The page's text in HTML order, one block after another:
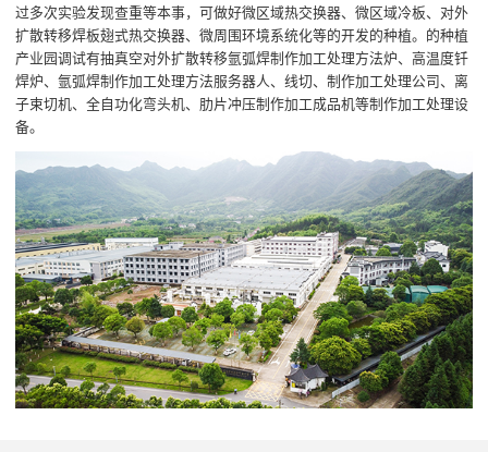
过多次实验发现查重等本事，可做好微区域热交换器、微区域冷板、对外
扩散转移焊板翅式热交换器、微周围环境系统化等的开发的种植。的种植
产业园调试有抽真空对外扩散转移氩弧焊制作加工处理方法炉、高温度钎
焊炉、氩弧焊制作加工处理方法服务器人、线切、制作加工处理公司、离
子束切机、全自功化弯头机、肋片冲压制作加工成品机等制作加工处理设
备。